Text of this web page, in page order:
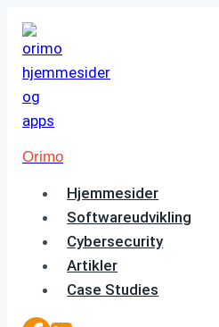
Fortsæt
indhold
Orimo
Hjemmesider
Softwareudvikling
Cybersecurity
Artikler
Case Studies